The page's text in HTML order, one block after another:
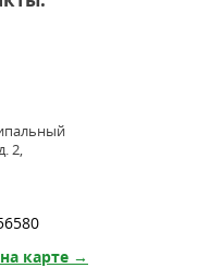
2,
карте →